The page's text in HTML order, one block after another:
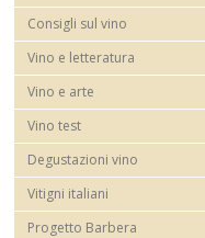
Consigli sul vino
Vino e letteratura
Vino e arte
Vino test
Degustazioni vino
Vitigni italiani
Progetto Barbera